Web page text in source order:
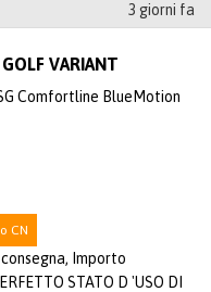
3 giorni fa
VARIANT
Comfortline BlueMotion
CN
Importo
STATO D 'USO DI